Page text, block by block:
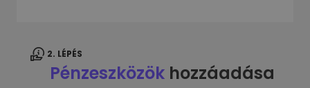
2. LÉPÉS
Pénzeszközök hozzáadása